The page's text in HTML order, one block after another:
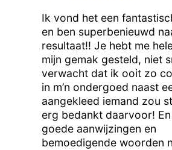
Ik vond het een
en ben superbenieuwd
resultaat!! Je hebt me
mijn gemak gesteld, niet
verwacht dat ik ooit zo
in m’n ondergoed naast
aangekleed iemand zou
erg bedankt daarvoor!
goede aanwijzingen en
bemoedigende woorden